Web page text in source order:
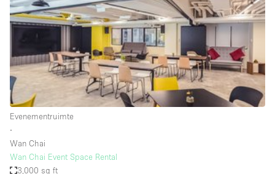
Een
fotoshoot
maken
Conferentie Vergadering Kantoor
Winkel
delen
Type ruimte
Advertentieruimte
Atelier / Werkplaats
Evenementruimte
∙
Wan Chai
Wan Chai Event Space Rental
3,000 sq ft